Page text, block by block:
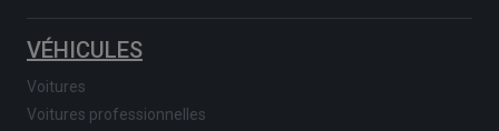
VÉHICULES
Voitures
Voitures professionnelles